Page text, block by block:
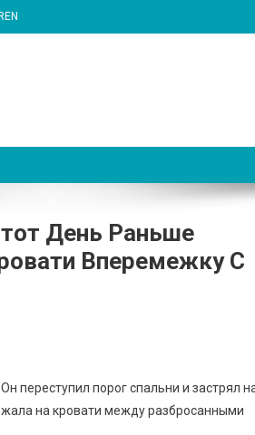
День Раньше
Вперемежку С
переступил порог спальни и застрял
на кровати между разбросанными